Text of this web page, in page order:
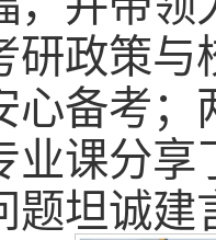
研政策
心备考
业课分
题坦诚